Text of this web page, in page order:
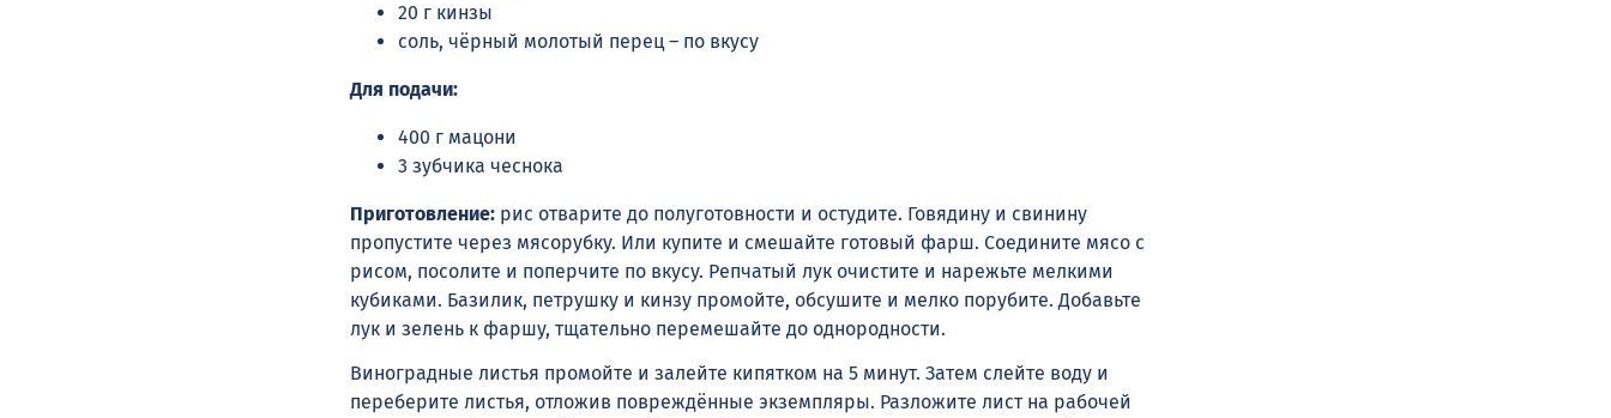
20 г кинзы
соль, чёрный молотый перец – по вкусу
Для подачи:
400 г мацони
3 зубчика чеснока
Приготовление: рис отварите до полуготовности и остудите. Говядину и свинину
пропустите через мясорубку. Или купите и смешайте готовый фарш. Соедините мясо с
рисом, посолите и поперчите по вкусу. Репчатый лук очистите и нарежьте мелкими
кубиками. Базилик, петрушку и кинзу промойте, обсушите и мелко порубите. Добавьте
лук и зелень к фаршу, тщательно перемешайте до однородности.
Виноградные листья промойте и залейте кипятком на 5 минут. Затем слейте воду и
переберите листья, отложив повреждённые экземпляры. Разложите лист на рабочей